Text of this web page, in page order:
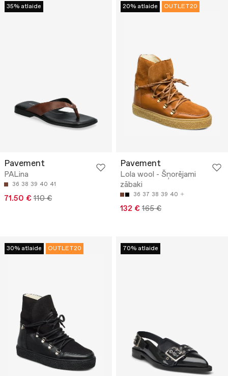
35% atlaide
Pavement
PALina
36 38 39 40 41
71.50 € 110 €
20% atlaide OUTLET20
Pavement
Lola wool - Šņorējami
zābaki
36 37 38 39 40
132 € 165 €
30% atlaide OUTLET20 70% atlaide